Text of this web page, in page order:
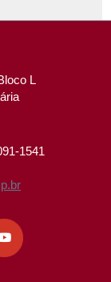
L
1541